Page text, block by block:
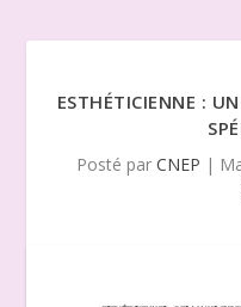
ESTHÉTICIENNE :
Posté par CNEP |